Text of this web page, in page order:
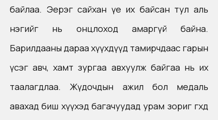
байлаа. Эерэг сайхан үе их байсан тул аль
нэгийг нь онцлоход амаргүй байна.
Барилдааны дараа хүүхдүүд тамирчдаас гарын
үсэг авч, хамт зургаа авхуулж байгаа нь их
таалагдлаа. Жүдочдын ажил бол медаль
авахад биш хүүхэд багачуудад урам зориг өгөхөд